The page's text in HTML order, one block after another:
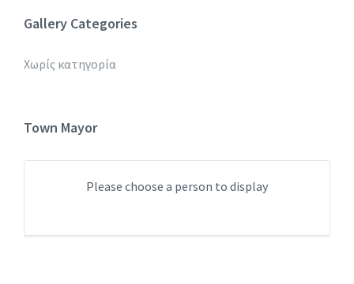
Gallery Categories
Χωρίς κατηγορία
Town Mayor
Please choose a person to display